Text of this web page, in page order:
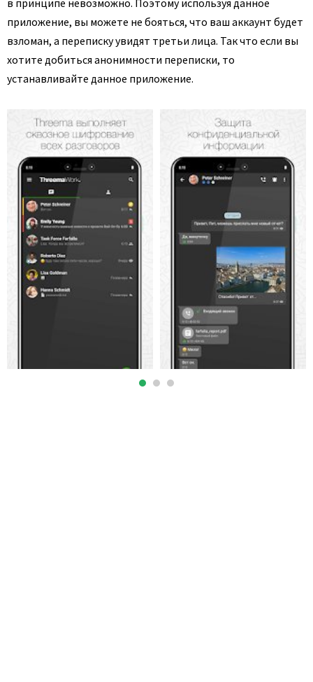
в принципе невозможно. Поэтому используя данное
приложение, вы можете не бояться, что ваш аккаунт будет
взломан, а переписку увидят третьи лица. Так что если вы
хотите добиться анонимности переписки, то
устанавливайте данное приложение.